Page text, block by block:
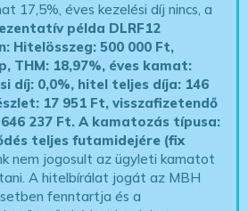
17,5%, éves kezelési díj nincs, a
példa DLRF12
Hitelösszeg: 500 000 Ft,
THM: 18,97%, éves kamat:
díj: 0,0%, hitel teljes díja: 146
17 951 Ft, visszafizetendő
237 Ft.A kamatozás típusa:
teljes futamidejére (fix
nem jogosult az ügyleti kamatot
A hitelbírálat jogát az MBH
fenntartja és a